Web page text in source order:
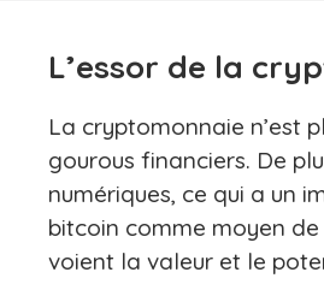
L’essor de la
La cryptomonnaie n’est
gourous financiers. De
numériques, ce qui a un
bitcoin comme moyen
voient la valeur et le